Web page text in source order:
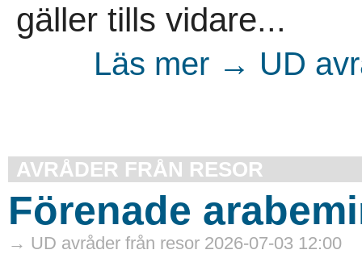
gäller tills vidare...
Läs mer → UD
AVRÅDER FRÅN RESOR
Förenade
→ UD avråder från resor 2026-07-03 12:00